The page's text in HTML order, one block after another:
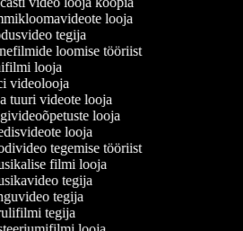
looja
tegija
loomise tööriist
looja
videolooja
tuuri videote looja
looja
looja
tegemise tööriist
filmi looja
tegija
tegija
tegija